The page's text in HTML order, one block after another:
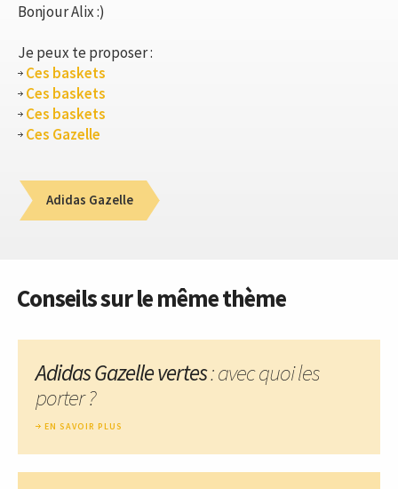
Bonjour Alix :)
Je peux te proposer :
Ces baskets
Ces baskets
Ces baskets
Ces Gazelle
Adidas Gazelle
Conseils sur le même thème
Adidas Gazelle vertes: avec quoi les
porter ?
EN SAVOIR PLUS